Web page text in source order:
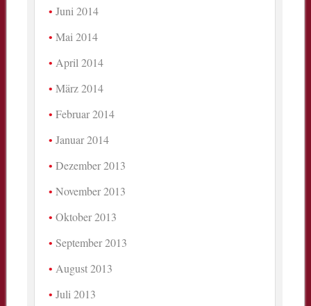
Juni 2014
Mai 2014
April 2014
März 2014
Februar 2014
Januar 2014
Dezember 2013
November 2013
Oktober 2013
September 2013
August 2013
Juli 2013